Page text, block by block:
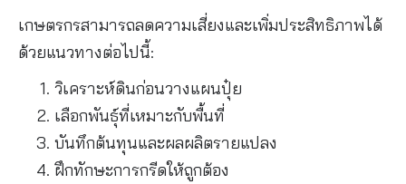
เกษตรกรสามารถลดความเสี่ยงและเพิ่มประสิทธิภาพได้
ด้วยแนวทางต่อไปนี้:
วิเคราะห์ดินก่อนวางแผนปุ๋ย
เลือกพันธุ์ที่เหมาะกับพื้นที่
บันทึกต้นทุนและผลผลิตรายแปลง
ฝึกทักษะการกรีดให้ถูกต้อง